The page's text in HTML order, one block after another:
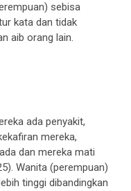
sebisa
kata dan tidak
aib orang lain.
ada penyakit,
mereka,
dan mereka mati
Wanita (perempuan)
tinggi dibandingkan